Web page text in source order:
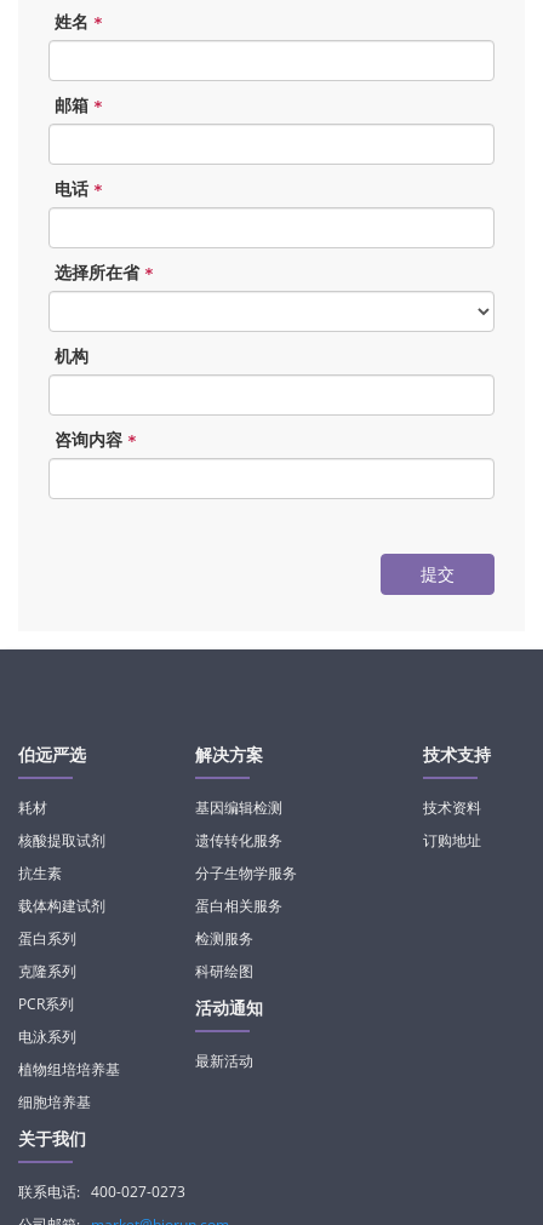
姓名 *
邮箱 *
电话 *
选择所在省 *
机构
咨询内容 *
提交
伯远严选
耗材
核酸提取试剂
抗生素
载体构建试剂
蛋白系列
克隆系列
PCR系列
电泳系列
植物组培培养基
细胞培养基
解决方案
基因编辑检测
遗传转化服务
分子生物学服务
蛋白相关服务
检测服务
科研绘图
技术支持
技术资料
订购地址
活动通知
最新活动
关于我们
联系电话: 400-027-0273